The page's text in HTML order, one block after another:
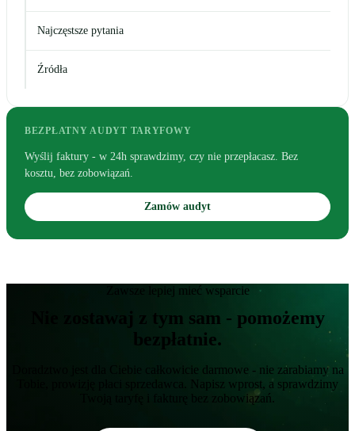
Najczęstsze pytania
Źródła
BEZPŁATNY AUDYT TARYFOWY
Wyślij faktury - w 24h sprawdzimy, czy nie przepłacasz. Bez
kosztu, bez zobowiązań.
Zamów audyt
Zawsze lepiej mieć wsparcie
Nie zostawaj z tym sam - pomożemy
bezpłatnie.
Doradztwo jest dla Ciebie całkowicie darmowe - nie zarabiamy na
Tobie, prowizję płaci sprzedawca. Napisz wprost, a sprawdzimy
Twoją taryfę i fakturę bez zobowiązań.